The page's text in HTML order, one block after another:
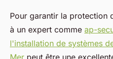
Pour garantir la protection
à un expert comme ap-
l'installation de systèmes